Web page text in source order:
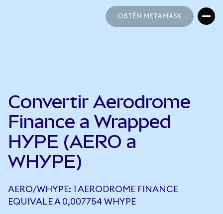
OBTÉN METAMASK
Convertir Aerodrome
Finance a Wrapped
HYPE (AERO a
WHYPE)
AERO/WHYPE: 1 AERODROME FINANCE
EQUIVALE A 0,007754 WHYPE